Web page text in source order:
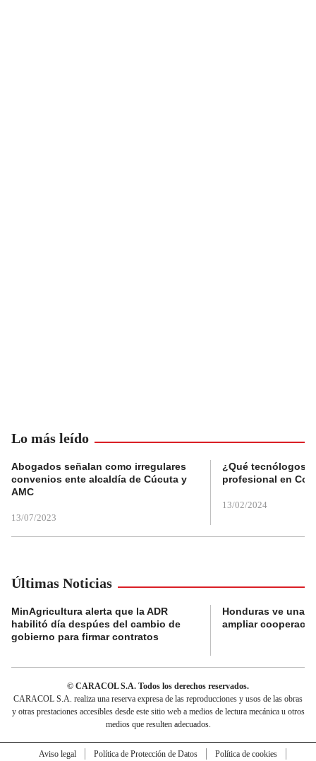
Lo más leído
Abogados señalan como irregulares
convenios ente alcaldía de Cúcuta y
AMC
13/07/2023
¿Qué tecnólogos
profesional en
13/02/2024
Últimas Noticias
MinAgricultura alerta que la ADR
habilitó día despúes del cambio de
gobierno para firmar contratos
Honduras ve una
ampliar
© CARACOL S.A. Todos los derechos reservados.
CARACOL S.A. realiza una reserva expresa de las reproducciones y usos de las obras
y otras prestaciones accesibles desde este sitio web a medios de lectura mecánica u otros
medios que resulten adecuados.
Aviso legal Política de Protección de Datos
Política de cookies